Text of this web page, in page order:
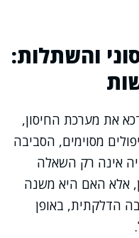
והשתלות:
את מערכת החיסון,
מסוימים, הסביבה
אינה רק השאלה
אלא האם היא משנה
הדלקתית, באופן